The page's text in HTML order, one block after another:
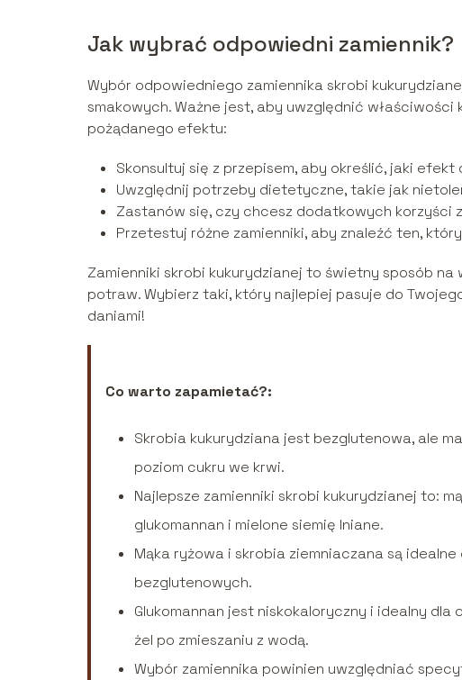
Jak wybrać odpowiedni zamiennik?
Wybór odpowiedniego zamiennika skrobi
smakowych. Ważne jest, aby uwzględnić
pożądanego efektu:
Skonsultuj się z przepisem, aby określić, jaki efekt
Uwzględnij potrzeby dietetyczne, takie jak
Zastanów się, czy chcesz dodatkowych korzyści
Przetestuj różne zamienniki, aby znaleźć ten,
Zamienniki skrobi kukurydzianej to świetny sposób
potraw. Wybierz taki, który najlepiej pasuje do
daniami!
Co warto zapamietać?:
Skrobia kukurydziana jest bezglutenowa, ale
poziom cukru we krwi.
Najlepsze zamienniki skrobi kukurydzianej to:
glukomannan i mielone siemię lniane.
Mąka ryżowa i skrobia ziemniaczana są
bezglutenowych.
Glukomannan jest niskokaloryczny i idealny
żel po zmieszaniu z wodą.
Wybór zamiennika powinien uwzględniać